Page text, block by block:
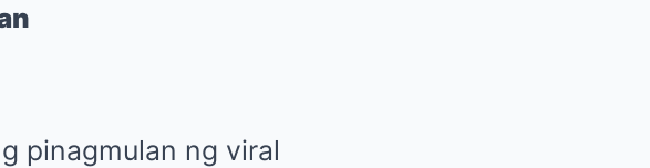
pinagmulan ng viral